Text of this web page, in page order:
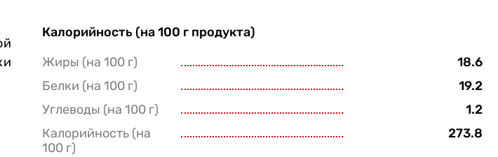
Калорийность (на 100 г продукта)
Жиры (на 100 г)
18.6
Белки (на 100 г)
19.2
Углеводы (на 100 г)
1.2
Калорийность (на
100 г)
273.8